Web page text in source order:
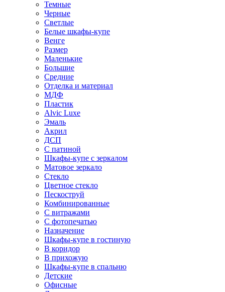
Темные
Черные
Светлые
Белые шкафы-купе
Венге
Размер
Маленькие
Большие
Средние
Отделка и материал
МДФ
Пластик
Alvic Luxe
Эмаль
Акрил
ДСП
С патиной
Шкафы-купе с зеркалом
Матовое зеркало
Стекло
Цветное стекло
Пескоструй
Комбинированные
С витражами
С фотопечатью
Назначение
Шкафы-купе в гостиную
В коридор
В прихожую
Шкафы-купе в спальню
Детские
Офисные